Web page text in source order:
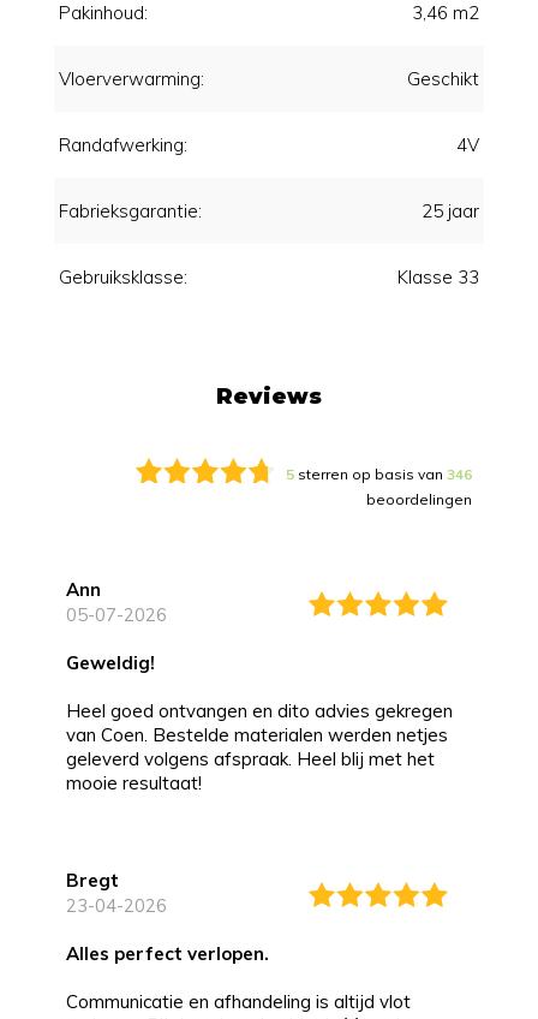
Pakinhoud: 3,46 m2
Vloerverwarming: Geschikt
Randafwerking: 4V
Fabrieksgarantie: 25 jaar
Gebruiksklasse: Klasse 33
Reviews
5 sterren op basis van 346
beoordelingen
Ann
05-07-2026
Geweldig!
Heel goed ontvangen en dito advies gekregen
van Coen. Bestelde materialen werden netjes
geleverd volgens afspraak. Heel blij met het
mooie resultaat!
Bregt
23-04-2026
alles perfect verlopen.
Communicatie en afhandeling is altijd vlot